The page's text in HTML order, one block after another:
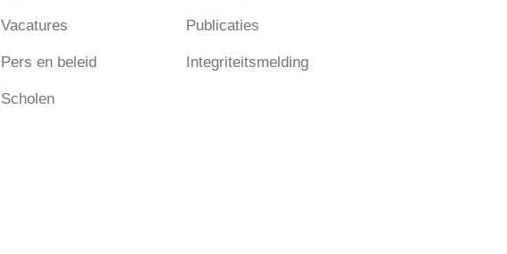
Vacatures
Pers en beleid
Scholen
Publicaties
Integriteitsmelding